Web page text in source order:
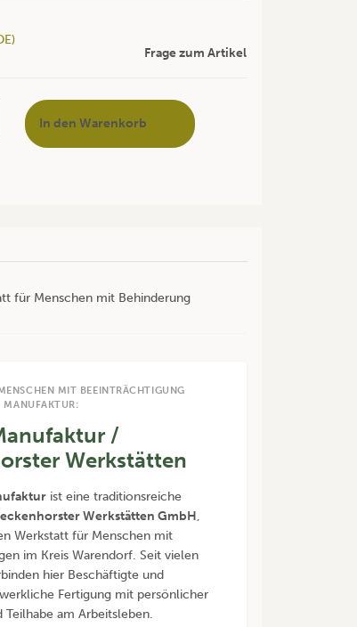
Frage zum Artikel
In den Warenkorb
für Menschen mit Behinderung
MIT BEEINTRÄCHTIGUNG
/
Werkstätten
ist eine traditionsreiche
Werkstätten GmbH,
Werkstatt für Menschen mit
im Kreis Warendorf. Seit vielen
hier Beschäftigte und
Fertigung mit persönlicher
Teilhabe am Arbeitsleben.